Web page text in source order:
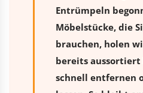
Entrümpeln
Möbelstücke, die
brauchen, holen
bereits aussortiert
schnell entfernen